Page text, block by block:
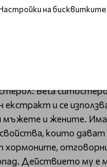
растежа на
Витамин B6
Beta
и се
мъжете и жените. Има
които
хормоните,
Действието му е
на бисквитките